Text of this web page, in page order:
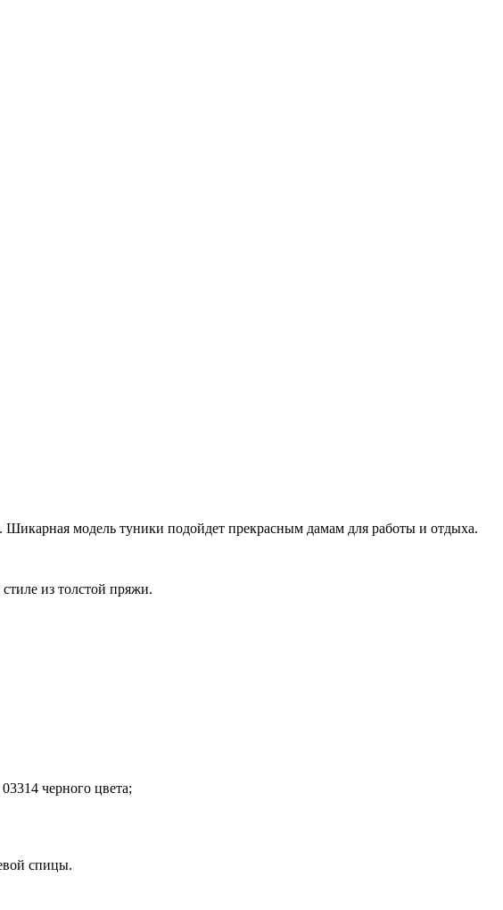
Шикарная модель туники подойдет прекрасным дамам для работы и отдыха.
из толстой пряжи.
черного цвета;
спицы.